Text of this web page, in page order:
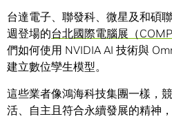
台達電子、聯發科、微星及和碩
週登場的台北國際電腦展（
們如何使用 NVIDIA AI 技術與
建立數位孿生模型。
這些業者像鴻海科技集團一樣，
活、自主且符合永續發展的精神